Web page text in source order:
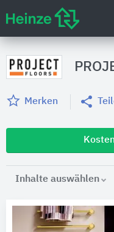
Merken
Inhalte auswählen